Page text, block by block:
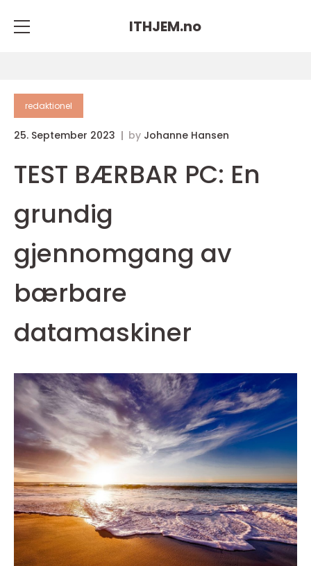
ITHJEM.no
redaktionel
25. September 2023 by Johanne Hansen
TEST BÆRBAR PC: En
grundig
gjennomgang av
bærbare
datamaskiner